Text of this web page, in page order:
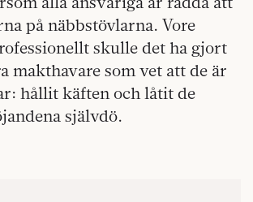
på näbbstövlarna. Vore
skulle det ha gjort
makthavare som vet att de är
hållit käften och låtit de
självdö.